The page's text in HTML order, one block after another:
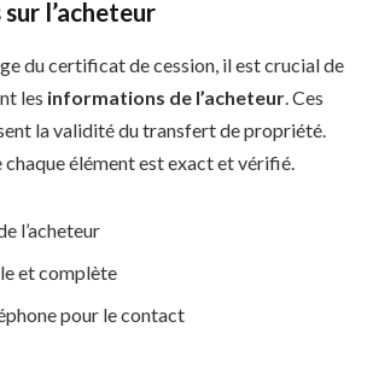
l’acheteur
du certificat de cession, il est crucial de
les informations de l’acheteur. Ces
la validité du transfert de propriété.
chaque élément est exact et vérifié.
l’acheteur
et complète
pour le contact